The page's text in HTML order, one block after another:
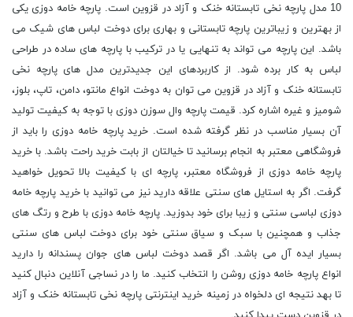
10 مدل پارچه نخی تابستانه خنک و آزاد در قزوین است. پارچه خامه دوزی یکی
از بهترین و زیباترین پارچه تابستانی و بهاری برای دوخت لباس های شیک می
باشد. این پارچه می تواند به تنهایی یا در ترکیب با پارچه های ساده در طراحی
لباس به کار برده شود. از کاربردهای این جدیدترین مدل های پارچه نخی
تابستانه خنک و آزاد در قزوین می توان به دوخت انواع مانتو، دامن، تاپ، بلوز،
شومیز و غیره اشاره کرد. قیمت پارچه وال سوزن دوزی با توجه به کیفیت تولید
آن بسیار مناسب در نظر گرفته شده است. خرید پارچه خامه دوزی را باید از
فروشگاهی معتبر به انجام برسانید تا خیالتان از بابت خرید راحت باشد. با خرید
پارچه خامه دوزی از فروشگاه معتبر، پارچه ای با کیفیت بالا تحویل خواهید
گرفت. اگر به استایل های سنتی علاقه دارید نیز می توانید با خرید پارچه خامه
دوزی لباسی سنتی و زیبا برای خود بدوزید. پارچه خامه دوزی با طرح و رتگ های
جذاب و همچنین با سبک و سیاق سنتی خود برای دوخت لباس های سنتی
بسیار ایده آل می باشد. اگر قصد دوخت لباس های جوان پسندانه را دارید
انواع پارچه خامه دوزی روشن را انتخاب کنید. ما را در نساجی آنلاین دنبال کنید
تا بهد نتیجه ای دلخواه در زمینه خرید اینترنتی پارچه نخی تابستانه خنک و آزاد